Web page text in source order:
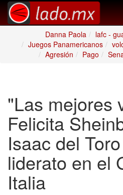
Danna Paola
lafc -
Juegos Panamericanos
Agresión
Pago
"Las mejores
Felicita
Isaac del
liderato en el
Italia